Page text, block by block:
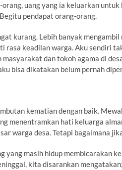
uang yang ia keluarkan
pendapat orang-orang.
kurang. Lebih banyak
keadilan warga. Aku sendiri
dan tokoh agama di
bisa dikatakan belum pernah
kematian dengan baik.
menentramkan hati keluarga
warga desa. Tetapi bagaimana
yang masih hidup membicarakan
kita disarankan